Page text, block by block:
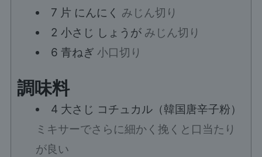
7 片 にんにく みじん切り
2 小さじ しょうが みじん切り
6 青ねぎ 小口切り
調味料
4 大さじ コチュカル（韓国唐辛子粉）
ミキサーでさらに細かく挽くと口当たり
が良い